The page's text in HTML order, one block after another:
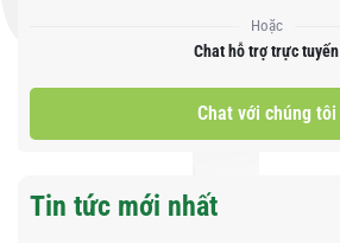
Hoặc
Chat hỗ trợ trực tuyến
Chat với chúng tôi
Tin tức mới nhất